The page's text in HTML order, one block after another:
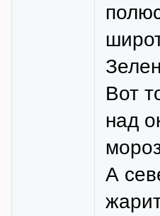
Вот
над
А